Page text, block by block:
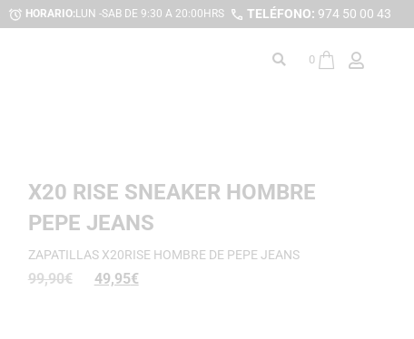
HORARIO: LUN -SAB DE 9:30 A 20:00HRS TELÉFONO: 974 50 00 43
0
X20 RISE SNEAKER HOMBRE
PEPE JEANS
ZAPATILLAS X20RISE HOMBRE DE PEPE JEANS
99,90€ 49,95€